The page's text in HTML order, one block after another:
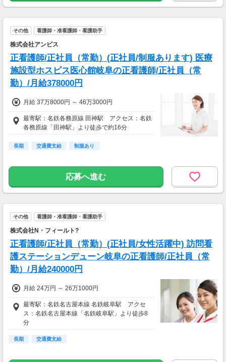
その他 看護師・准看護師・看護助手
株式会社アンビス
正看護師/正社員（常勤）(正社員/制服あります) 医療
施設型ホスピス医心館岐阜の正看護師/正社員（常
勤）/月給378000円
月給 37万8000円 ～ 46万3000円
最寄駅：名鉄各務原線 田神駅 アクセス：名鉄
各務原線「田神駅」より徒歩で約16分
長期 交通費支給 制服あり
応募へ進む
その他 看護師・准看護師・看護助手
株式会社N・フィールト?
正看護師/正社員（常勤）(正社員/女性活躍中) 訪問看
護ステーションデューン岐阜の正看護師/正社員（常
勤）/月給240000円
月給 24万円 ～ 26万1000円
最寄駅：名鉄名古屋本線 名鉄岐阜駅 アクセ
ス：名鉄名古屋本線「名鉄岐阜駅」より徒歩8
分
長期 交通費支給